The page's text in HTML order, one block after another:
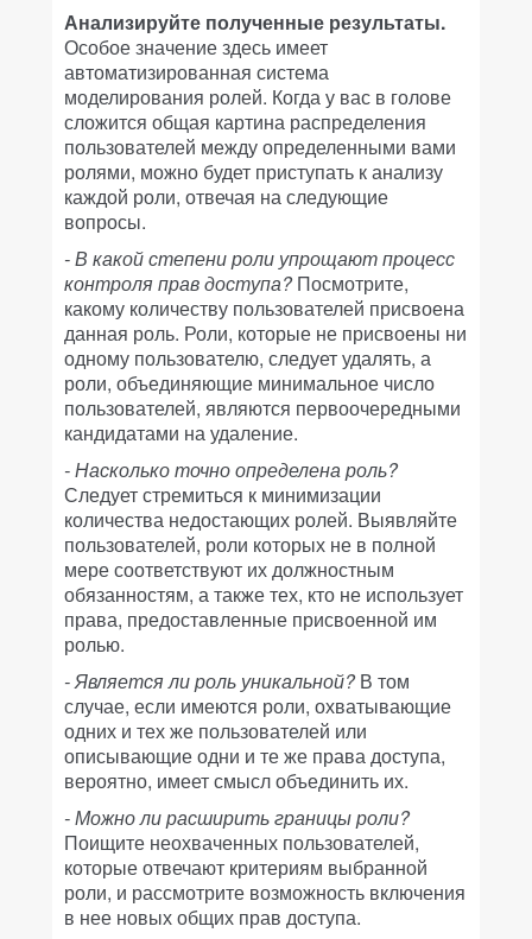
Анализируйте полученные результаты.
Особое значение здесь имеет
автоматизированная система
моделирования ролей. Когда у вас в голове
сложится общая картина распределения
пользователей между определенными вами
ролями, можно будет приступать к анализу
каждой роли, отвечая на следующие
вопросы.
- В какой степени роли упрощают процесс
контроля прав доступа?Посмотрите,
какому количеству пользователей присвоена
данная роль. Роли, которые не присвоены ни
одному пользователю, следует удалять, а
роли, объединяющие минимальное число
пользователей, являются первоочередными
кандидатами на удаление.
- Насколько точно определена роль?
Следует стремиться к минимизации
количества недостающих ролей. Выявляйте
пользователей, роли которых не в полной
мере соответствуют их должностным
обязанностям, а также тех, кто не использует
права, предоставленные присвоенной им
ролью.
- Является ли роль уникальной?В том
случае, если имеются роли, охватывающие
одних и тех же пользователей или
описывающие одни и те же права доступа,
вероятно, имеет смысл объединить их.
- Можно ли расширить границы роли?
Поищите неохваченных пользователей,
которые отвечают критериям выбранной
роли, и рассмотрите возможность включения
в нее новых общих прав доступа.